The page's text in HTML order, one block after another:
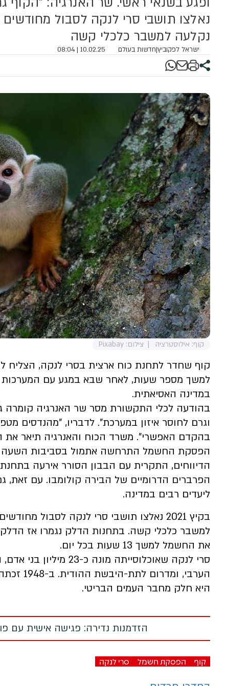
נאלצו תושבי סרי לנקה לסבול
נקלעה למשבר כלכלי קשה
ישראל לפקוביץ|חדשות בעולם 10.02.25 | 08:04
קוף: אילוסטרציה צילום: Pixabay
קוף שחדר לתחנת כוח ארצית בסרי לנקה,
למשך מספר שעות, לאחר שבא במגע עם המערכות
במדינה האסיאתית.
בהודעה לכלי התקשורת מסר שר האנרגיה קומרה
וגרם לחוסר איזון במערכת". לדבריו, "מהנדסים
בהקדם האפשרי". משרד הכוח והאנרגיה תיאר את
הדיווחים, התקרית עם הבבון הסורר אירעה
הפרברים הדרומיים של הבירה קולומבו. עם
ליעדים רבים במדינה.
בקיץ 2021 נאלצו תושבי סרי לנקה
למשבר כלכלי קשה. בתחנות הדלק נגמרו אז
את החשמל למשך 13 שעות בכל יום.
סרי לנקה שאוכלוסייתה
הערבי,
היא חלק מחבר העמים הבריטי.
הזדמנות נדירה: פגישה אישית עם
קוף הפסקת חשמל סרי לנקה